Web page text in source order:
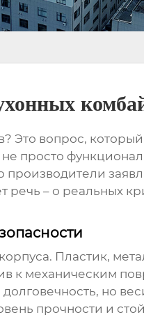
вопрос, который
просто
производители
речь – о реальных
Пластик,
к механическим
но
прочности и